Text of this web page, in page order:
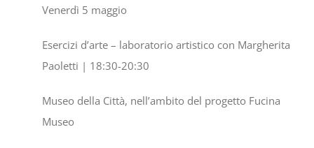
Venerdì 5 maggio
Esercizi d’arte – laboratorio artistico con Margherita
Paoletti | 18:30-20:30
Museo della Città, nell’ambito del progetto Fucina
Museo